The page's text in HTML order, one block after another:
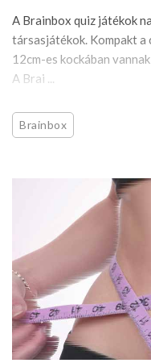
A Brainbox quiz játékok
társasjátékok. Kompakt
12cm-es kockában
A Brai ...
Brainbox